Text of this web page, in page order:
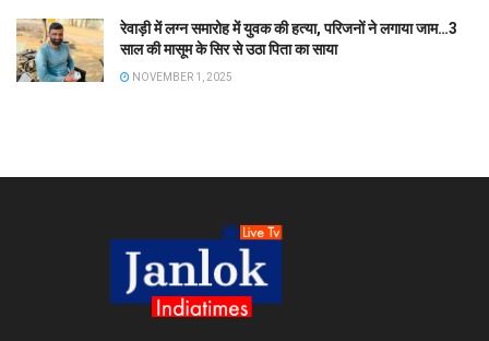
रेवाड़ी में लग्न समारोह में युवक की हत्या, परिजनों ने लगाया जाम…3
साल की मासूम के सिर से उठा पिता का साया
NOVEMBER 1, 2025